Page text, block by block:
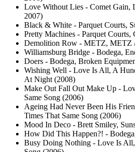
Love Without Lies - Comet Gain,
2007)
Black & White - Parquet Courts,
Pretty Machines - Parquet Courts,
Demolition Row - METZ, METZ
Williamsburg Bridge - Bodega,
Doers - Bodega, Broken
Wishing Well - Love Is All, A
At Night (2008)
Make Out Fall Out Make Up -
Same Song (2006)
Ageing Had Never Been His
Times That Same Song (2006)
Mood In Deco - Brett Smiley,
How Did This Happen?! -
Busy Doing Nothing - Love Is